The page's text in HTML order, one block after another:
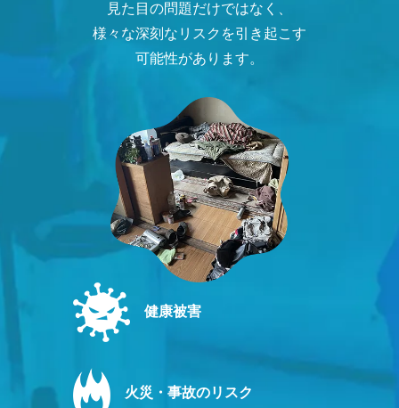
見た目の問題だけではなく、
様々な深刻なリスクを引き起こす
可能性があります。
健康被害
火災・事故のリスク